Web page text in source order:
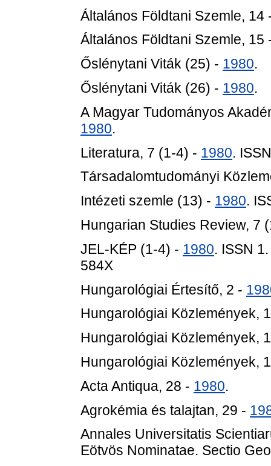
Általános Földtani Szemle, 14
Általános Földtani Szemle, 15
Őslénytani Viták (25) - 1980.
Őslénytani Viták (26) - 1980.
A Magyar Tudományos
1980.
Literatura, 7 (1-4) - 1980.
Társadalomtudományi
Intézeti szemle (13) - 1980.
Hungarian Studies Review, 7
JEL-KÉP (1-4) - 1980. ISSN
584X
Hungarológiai Értesítő, 2 -
Hungarológiai Közlemények,
Hungarológiai Közlemények,
Hungarológiai Közlemények,
Acta Antiqua, 28 - 1980.
Agrokémia és talajtan, 29 -
Annales Universitatis
Eötvös Nominatae. Sectio